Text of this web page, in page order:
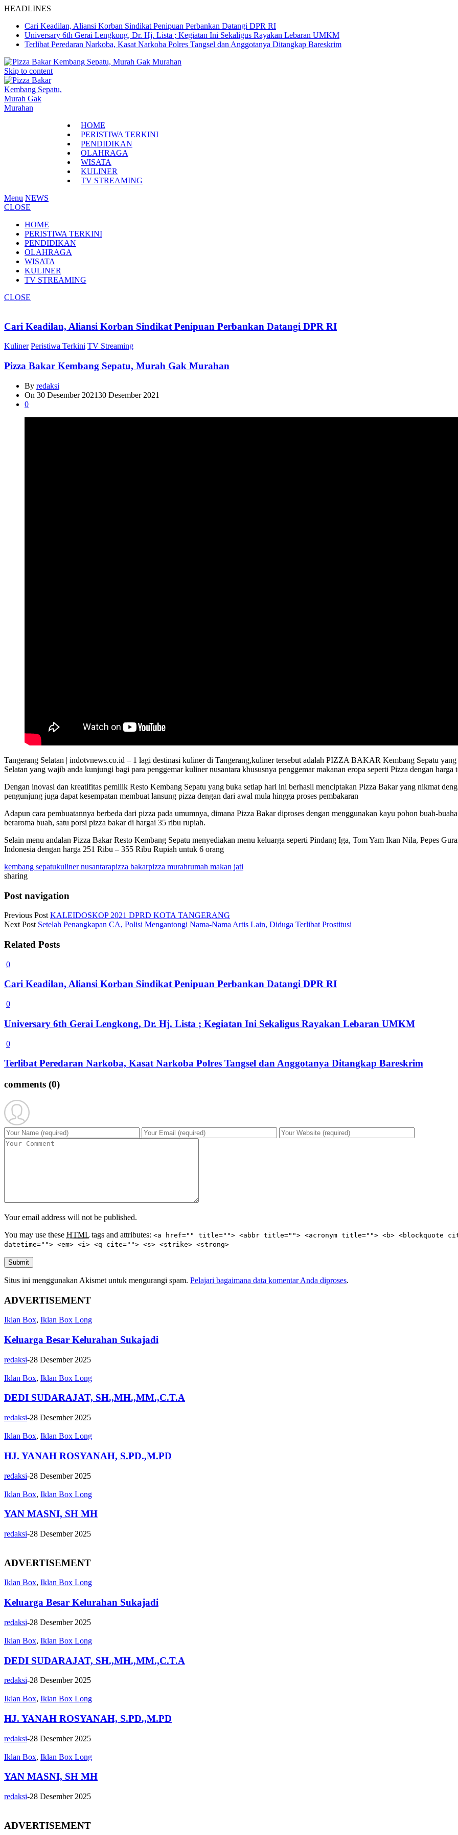
HEADLINES
Cari Keadilan, Aliansi Korban Sindikat Penipuan Perbankan Datangi DPR RI
Universary 6th Gerai Lengkong, Dr. Hj. Lista ; Kegiatan Ini Sekaligus Rayakan Lebaran UMKM
Terlibat Peredaran Narkoba, Kasat Narkoba Polres Tangsel dan Anggotanya Ditangkap Bareskrim
Skip to content
HOME
PERISTIWA TERKINI
PENDIDIKAN
OLAHRAGA
WISATA
KULINER
TV STREAMING
Menu NEWS
CLOSE
HOME
PERISTIWA TERKINI
PENDIDIKAN
OLAHRAGA
WISATA
KULINER
TV STREAMING
CLOSE
Cari Keadilan, Aliansi Korban Sindikat Penipuan Perbankan Datangi DPR RI
Kuliner Peristiwa Terkini TV Streaming
Pizza Bakar Kembang Sepatu, Murah Gak Murahan
By redaksi
On 30 Desember 202130 Desember 2021
0
Tangerang Selatan | indotvnews.co.id – 1 lagi destinasi kuliner di Tangerang,kuliner tersebut adalah PIZZA BAKAR Kembang Sepatu
Selatan yang wajib anda kunjungi bagi para penggemar kuliner nusantara khususnya penggemar makanan eropa seperti Pizza dengan harga
Dengan inovasi dan kreatifitas pemilik Resto Kembang Sepatu yang buka setiap hari ini berhasil menciptakan Pizza Bakar yang nikmat
pengunjung juga dapat kesempatan membuat lansung pizza dengan dari awal mula hingga proses pembakaran
Adapun cara pembuatannya berbeda dari pizza pada umumnya, dimana Pizza Bakar diproses dengan menggunakan kayu pohon buah-
beraroma buah, satu porsi pizza bakar di hargai 35 ribu rupiah.
Selain menu andalan Pizza Bakar Resto Kembang Sepatu menyediakan menu keluarga seperti Pindang Iga, Tom Yam Ikan Nila, Pepes
Indonesia dengan harga 251 Ribu – 355 Ribu Rupiah untuk 6 orang
kembang sepatukuliner nusantarapizza bakarpizza murahrumah makan jati
sharing
Post navigation
Previous Post KALEIDOSKOP 2021 DPRD KOTA TANGERANG
Next Post Setelah Penangkapan CA, Polisi Mengantongi Nama-Nama Artis Lain, Diduga Terlibat Prostitusi
Related Posts
0
Cari Keadilan, Aliansi Korban Sindikat Penipuan Perbankan Datangi DPR RI
0
Universary 6th Gerai Lengkong, Dr. Hj. Lista ; Kegiatan Ini Sekaligus Rayakan Lebaran UMKM
0
Terlibat Peredaran Narkoba, Kasat Narkoba Polres Tangsel dan Anggotanya Ditangkap Bareskrim
comments (0)
Your email address will not be published.
You may use these HTML tags and attributes: <a href="" title=""> <abbr title=""> <acronym title=""> <b> <blockquote
datetime=""> <em> <i> <q cite=""> <s> <strike> <strong>
Submit
Situs ini menggunakan Akismet untuk mengurangi spam. Pelajari bagaimana data komentar Anda diproses.
ADVERTISEMENT
Iklan Box, Iklan Box Long
Keluarga Besar Kelurahan Sukajadi
redaksi-28 Desember 2025
Iklan Box, Iklan Box Long
DEDI SUDARAJAT, SH.,MH.,MM.,C.T.A
redaksi-28 Desember 2025
Iklan Box, Iklan Box Long
HJ. YANAH ROSYANAH, S.PD.,M.PD
redaksi-28 Desember 2025
Iklan Box, Iklan Box Long
YAN MASNI, SH MH
redaksi-28 Desember 2025
ADVERTISEMENT
Iklan Box, Iklan Box Long
Keluarga Besar Kelurahan Sukajadi
redaksi-28 Desember 2025
Iklan Box, Iklan Box Long
DEDI SUDARAJAT, SH.,MH.,MM.,C.T.A
redaksi-28 Desember 2025
Iklan Box, Iklan Box Long
HJ. YANAH ROSYANAH, S.PD.,M.PD
redaksi-28 Desember 2025
Iklan Box, Iklan Box Long
YAN MASNI, SH MH
redaksi-28 Desember 2025
ADVERTISEMENT